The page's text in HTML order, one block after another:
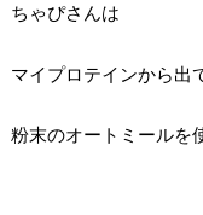
ちゃぴさんは
マイプロテインから出
粉末のオートミールを